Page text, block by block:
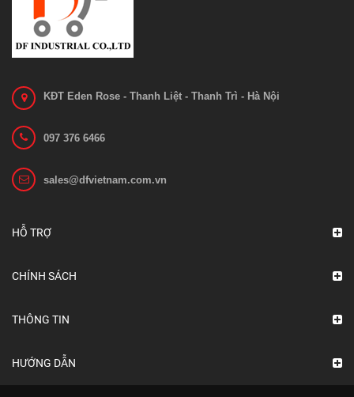
Xe kéo hàng tải 3000 kg - hiệu NOBLELIFT
KĐT Eden Rose - Thanh Liệt - Thanh Trì - Hà Nội
097 376 6466
sales@dfvietnam.com.vn
HỖ TRỢ
CHÍNH SÁCH
THÔNG TIN
HƯỚNG DẪN